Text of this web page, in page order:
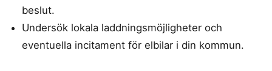
beslut.
Undersök lokala laddningsmöjligheter och
eventuella incitament för elbilar i din kommun.